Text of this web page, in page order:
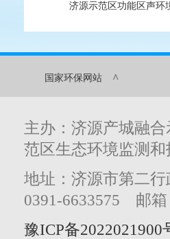
济源示范区功能区声环
国家环保网站 ^
主办：济源产城融
范区生态环境监测
地址：济源市第二
0391-6633575 邮箱
豫ICP备2022021900